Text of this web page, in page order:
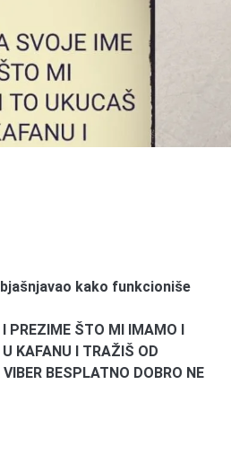
kako funkcioniše
PREZIME ŠTO MI IMAMO I
KAFANU I TRAŽIŠ OD
BESPLATNO DOBRO NE